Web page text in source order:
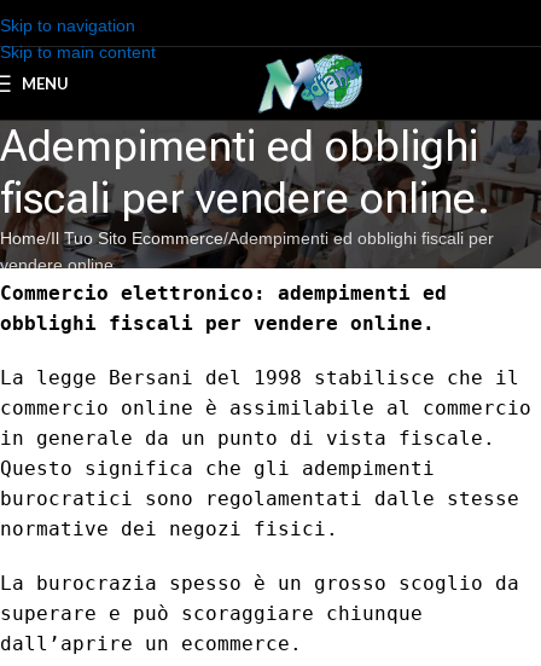
Skip to navigation
Skip to main content
MENU
Adempimenti ed obblighi
fiscali per vendere online.
Home Il Tuo Sito Ecommerce Adempimenti ed obblighi fiscali per
vendere online.
Commercio elettronico: adempimenti ed
obblighi fiscali per vendere online.
La legge Bersani del 1998 stabilisce che il
commercio online è assimilabile al commercio
in generale da un punto di vista fiscale.
Questo significa che gli adempimenti
burocratici sono regolamentati dalle stesse
normative dei negozi fisici.
La burocrazia spesso è un grosso scoglio da
superare e può scoraggiare chiunque
dall’aprire un ecommerce.